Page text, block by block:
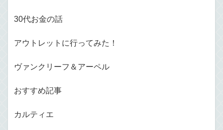
30代お金の話
アウトレットに行ってみた！
ヴァンクリーフ＆アーペル
おすすめ記事
カルティエ